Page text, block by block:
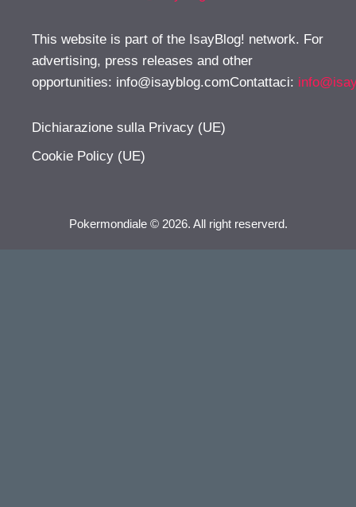
This website is part of the IsayBlog! network. For
advertising, press releases and other
opportunities: info@isayblog.comContattaci:
Dichiarazione sulla Privacy (UE)
Cookie Policy (UE)
Pokermondiale © 2026. All right reserverd.